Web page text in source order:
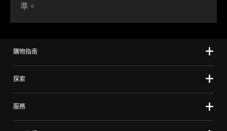
準。
購物指南
探索
服務